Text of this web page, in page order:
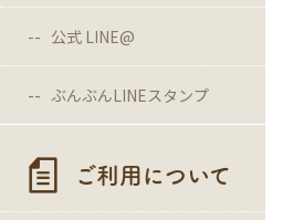
公式 LINE@
ぶんぶんLINEスタンプ
ご利用について